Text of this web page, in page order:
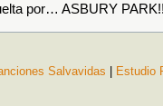
por… ASBURY
Salvavidas
Estudio